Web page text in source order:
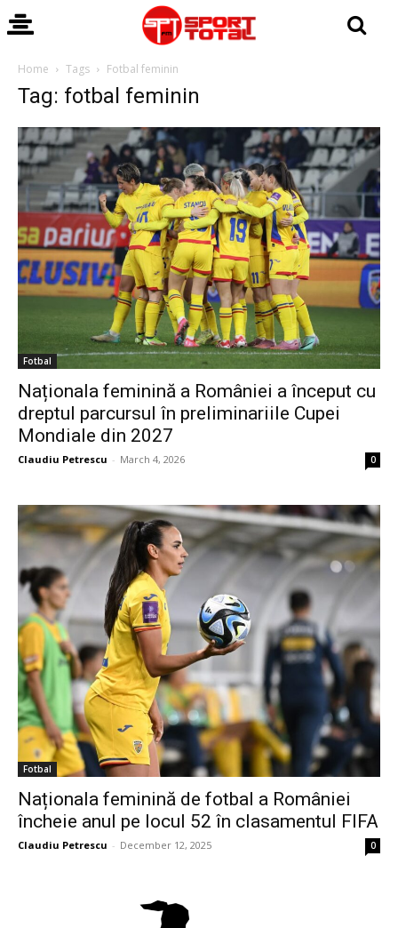
Home Tags Fotbal feminin
Tag: fotbal feminin
Fotbal
Naționala feminină a României a început cu
dreptul parcursul în preliminariile Cupei
Mondiale din 2027
Claudiu Petrescu - March 4, 2026 0
Fotbal
Naționala feminină de fotbal a României
încheie anul pe locul 52 în clasamentul FIFA
Claudiu Petrescu - December 12, 2025 0